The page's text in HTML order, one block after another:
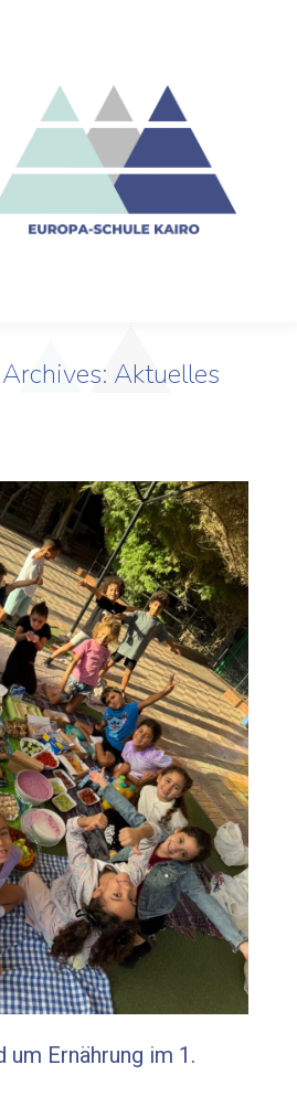
Aktuelles
um Ernährung im 1.